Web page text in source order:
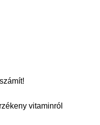
vitaminról